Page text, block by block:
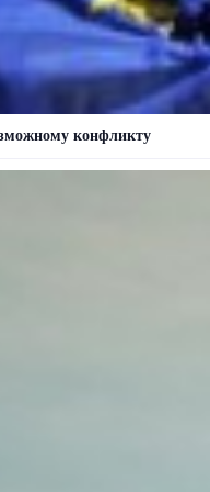
конфликту